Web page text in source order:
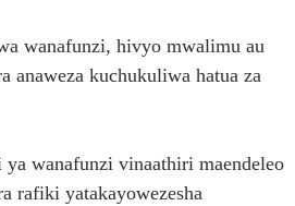
wanafunzi, hivyo mwalimu au
anaweza kuchukuliwa hatua za
wanafunzi vinaathiri maendeleo
rafiki yatakayowezesha